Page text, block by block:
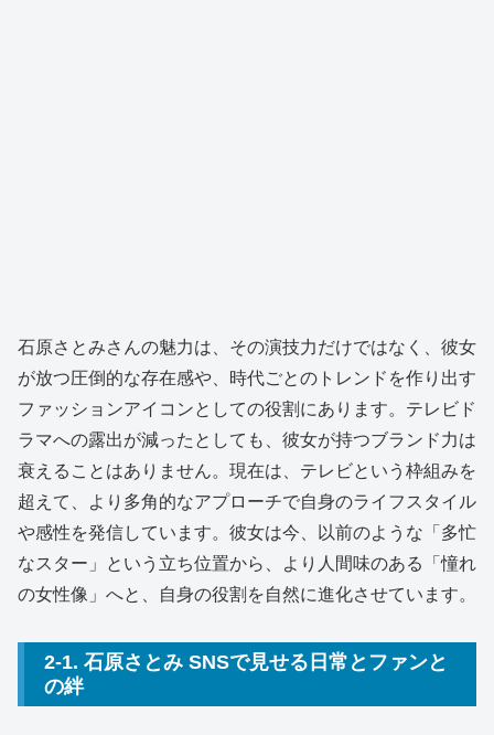
石原さとみさんの魅力は、その演技力だけではなく、彼女
が放つ圧倒的な存在感や、時代ごとのトレンドを作り出す
ファッションアイコンとしての役割にあります。テレビド
ラマへの露出が減ったとしても、彼女が持つブランド力は
衰えることはありません。現在は、テレビという枠組みを
超えて、より多角的なアプローチで自身のライフスタイル
や感性を発信しています。彼女は今、以前のような「多忙
なスター」という立ち位置から、より人間味のある「憧れ
の女性像」へと、自身の役割を自然に進化させています。
2-1. 石原さとみ SNSで見せる日常とファンと
の絆